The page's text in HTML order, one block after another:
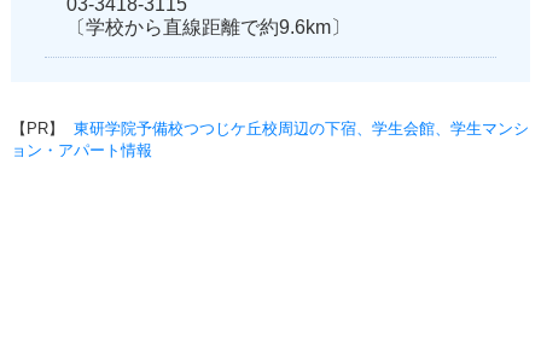
03-3418-3115
〔学校から直線距離で約9.6km〕
【PR】 東研学院予備校つつじケ丘校周辺の下宿、学生会館、学生マンシ
ョン・アパート情報